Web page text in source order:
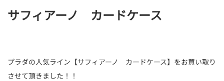
サフィアーノ カードケース
プラダの人気ライン【サフィアーノ カードケース】をお買い取り
させて頂きました！！